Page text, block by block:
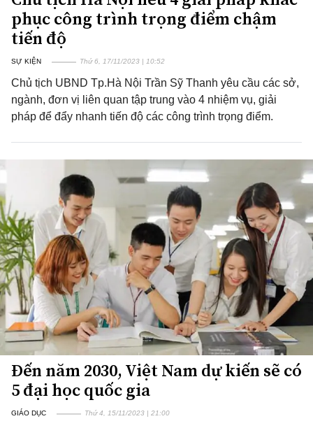
phục công trình trọng điểm chậm
tiến độ
SỰ KIỆN Thứ 6, 17/11/2023 | 10:52
Chủ tịch UBND Tp.Hà Nội Trần Sỹ Thanh yêu cầu các sở,
ngành, đơn vị liên quan tập trung vào 4 nhiệm vụ, giải
pháp để đẩy nhanh tiến độ các công trình trọng điểm.
Đến năm 2030, Việt Nam dự kiến sẽ có
5 đại học quốc gia
GIÁO DỤC Thứ 4, 15/11/2023 | 21:00